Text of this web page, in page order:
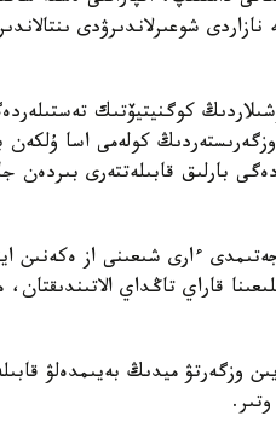
نازاردى شوعىرلاندىرۋدى
كوگنيتيۆتىك
كولەمى اسا ۇلكەن
بارلىق قابىلەتتەرى بىردەن
ءارى شىعىنى از ەكەنىن
قاراي تاڭداي
وزگەرتۋ ميدىڭ بەيىمدەلۋ